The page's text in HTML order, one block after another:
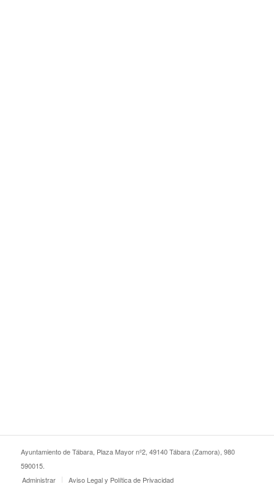
Ayuntamiento de Tábara, Plaza Mayor nº2, 49140 Tábara (Zamora), 980
590015.
Administrar
Aviso Legal y Política de Privacidad